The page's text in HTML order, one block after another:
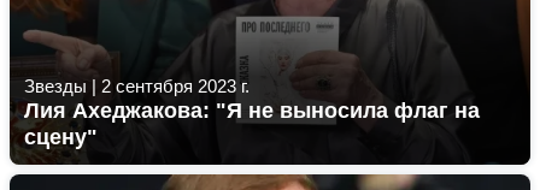
Звезды | 2 сентября 2023 г.
Лия Ахеджакова: "Я не выносила флаг на
сцену"